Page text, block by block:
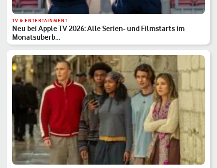
TV & ENTERTAINMENT
Neu bei Apple TV 2026: Alle Serien- und Filmstarts im
Monatsüberb…